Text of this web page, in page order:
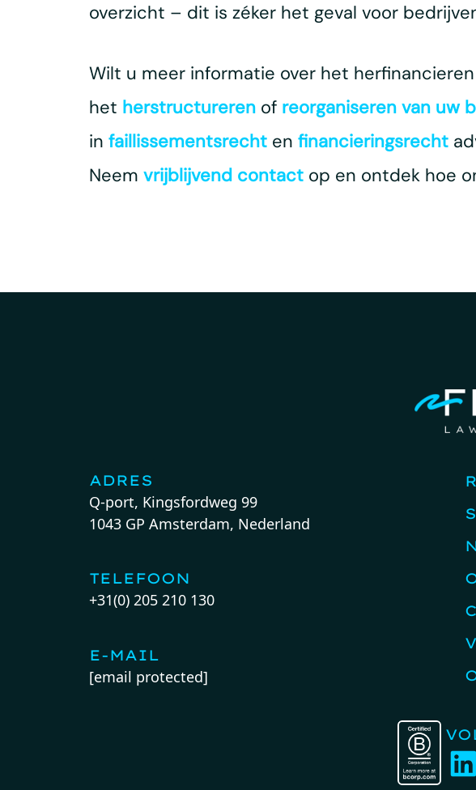
overzicht – dit is zéker het geval voor
Wilt u meer informatie over het
het herstructurerenof reorganiseren van uw
in faillissementsrechten financieringsrecht
Neem vrijblijvend contactop en ontdek hoe
ADRES
Q-port, Kingsfordweg 99
1043 GP Amsterdam, Nederland
TELEFOON
+31(0) 205 210 130
E-MAIL
[email protected]